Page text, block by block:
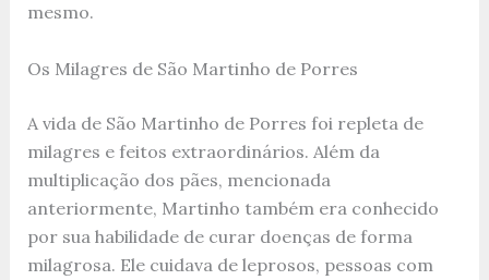
mesmo.
Os Milagres de São Martinho de Porres
A vida de São Martinho de Porres foi repleta de
milagres e feitos extraordinários. Além da
multiplicação dos pães, mencionada
anteriormente, Martinho também era conhecido
por sua habilidade de curar doenças de forma
milagrosa. Ele cuidava de leprosos, pessoas com